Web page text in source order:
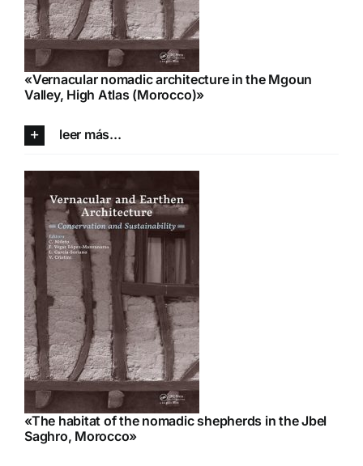
«Vernacular nomadic architecture in the Mgoun
Valley, High Atlas (Morocco)»
leer más...
«The habitat of the nomadic shepherds in the Jbel
Saghro, Morocco»